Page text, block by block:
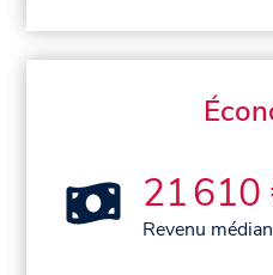
21 610
Revenu médian